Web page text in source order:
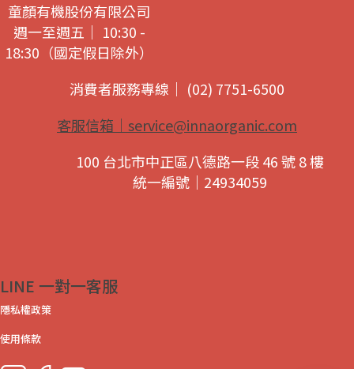
童顏有機股份有限公司
週一至週五｜ 10:30 -
18:30（國定假日除外）
消費者服務專線｜ (02) 7751-6500
客服信箱｜ service@innaorganic.com
100 台北市中正區八德路一段 46 號 8 樓
統一編號｜24934059
LINE 一對一客服
隱私權政策
使用條款